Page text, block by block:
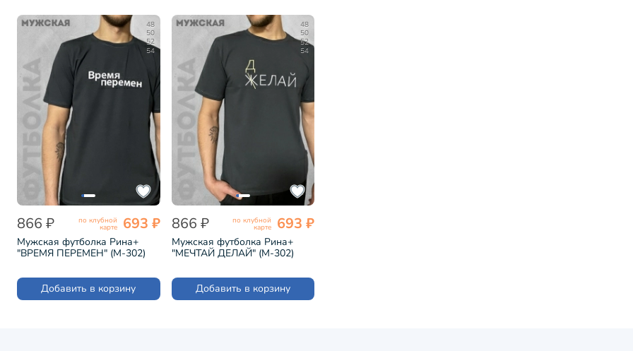
48
50
52
54
866 ₽ по клубной
карте 693 ₽
Мужская футболка Рина+
"ВРЕМЯ ПЕРЕМЕН" (М-302)
Добавить в корзину
48
50
52
54
866 ₽ по клубной
карте 693 ₽
Мужская футболка Рина+
"МЕЧТАЙ ДЕЛАЙ" (М-302)
Добавить в корзину